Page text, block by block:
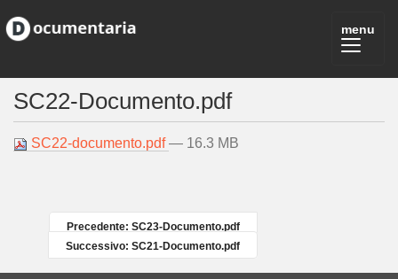
SC22-Documento.pdf
SC22-documento.pdf— 16.3 MB
Precedente: SC23-Documento.pdf
Successivo: SC21-Documento.pdf